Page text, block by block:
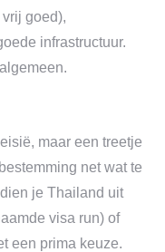
goed),
infrastructuur.
maar een treetje
net wat te
je Thailand uit
visa run) of
een prima keuze.